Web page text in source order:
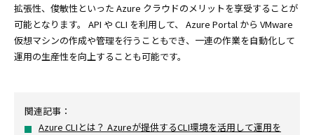
拡張性、俊敏性といった Azure クラウドのメリットを享受することが
可能となります。 API や CLI を利用して、 Azure Portal から VMware
仮想マシンの作成や管理を行うこともでき、一連の作業を自動化して
運用の生産性を向上することも可能です。
関連記事：
Azure CLIとは？ Azureが提供するCLI環境を活用して運用を